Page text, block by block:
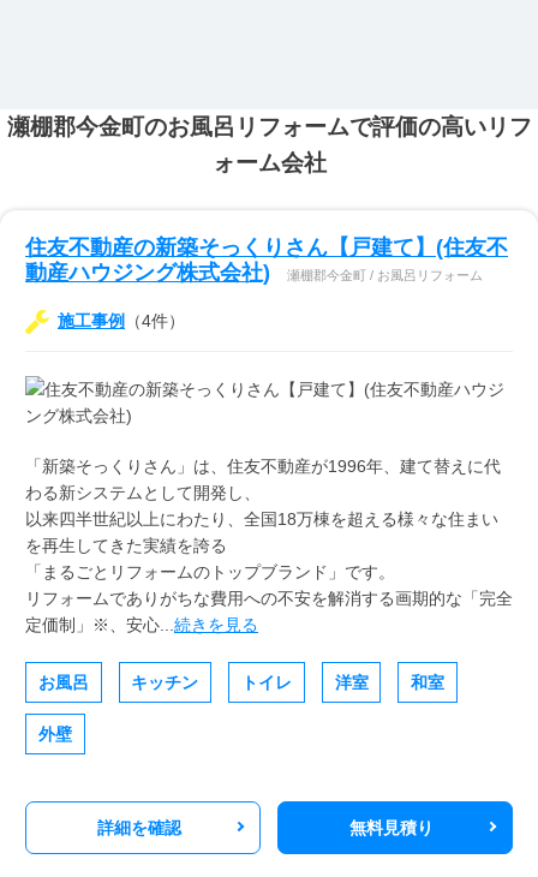
瀬棚郡今金町のお風呂リフォームで評価の高いリフ
ォーム会社
住友不動産の新築そっくりさん【戸建て】(住友不
動産ハウジング株式会社)
瀬棚郡今金町 / お風呂リフォーム
施工事例 （4件）
「新築そっくりさん」は、住友不動産が1996年、建て替えに代
わる新システムとして開発し、
以来四半世紀以上にわたり、全国18万棟を超える様々な住まい
を再生してきた実績を誇る
「まるごとリフォームのトップブランド」です。
リフォームでありがちな費用への不安を解消する画期的な「完全
定価制」※、安心... 続きを見る
お風呂 キッチン トイレ 洋室 和室
外壁
詳細を確認 無料見積り